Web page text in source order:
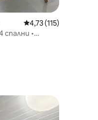
Средна оценка: 4,73
4,73 (115)
спални •